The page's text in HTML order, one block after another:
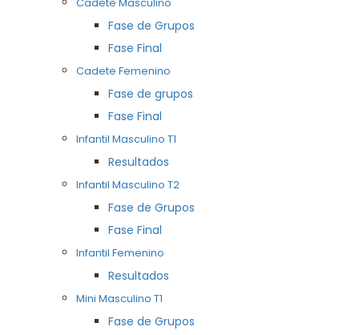
Fase de Grupos
Fase Final
Cadete Femenino
Fase de grupos
Fase Final
Infantil Masculino T1
Resultados
Infantil Masculino T2
Fase de Grupos
Fase Final
Infantil Femenino
Resultados
Mini Masculino T1
Fase de Grupos